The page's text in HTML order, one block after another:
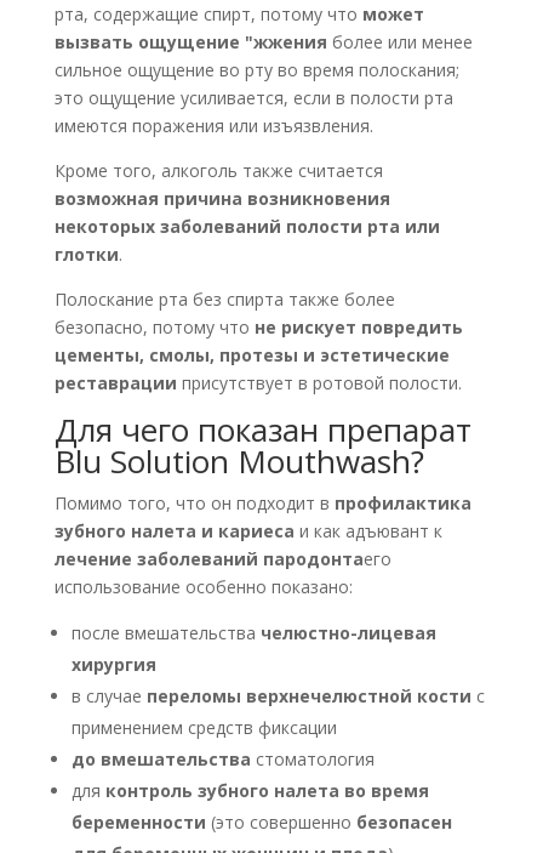
рта, содержащие спирт, потому что может
вызвать ощущение "жжения более или менее
сильное ощущение во рту во время полоскания;
это ощущение усиливается, если в полости рта
имеются поражения или изъязвления.
Кроме того, алкоголь также считается
возможная причина возникновения
некоторых заболеваний полости рта или
глотки.
Полоскание рта без спирта также более
безопасно, потому что не рискует повредить
цементы, смолы, протезы и эстетические
реставрации присутствует в ротовой полости.
Для чего показан препарат
Blu Solution Mouthwash?
Помимо того, что он подходит в профилактика
зубного налета и кариеса и как адъювант к
лечение заболеваний пародонтаего
использование особенно показано:
после вмешательства челюстно-лицевая
хирургия
в случае переломы верхнечелюстной кости с
применением средств фиксации
до вмешательства стоматология
для контроль зубного налета во время
беременности (это совершенно безопасен